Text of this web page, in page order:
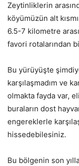
Zeytinliklerin
köyümüzün alt
6.5-7 kilometre
favori rotalarından
Bu yürüyüşte
karşılaşmadım ve
olmakta fayda var,
buraların dost
engereklerle
hissedebilesiniz.
Bu bölgenin son